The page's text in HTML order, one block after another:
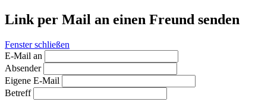
Link per Mail an einen Freund senden
Fenster schließen
E-Mail an
Absender
Eigene E-Mail
Betreff